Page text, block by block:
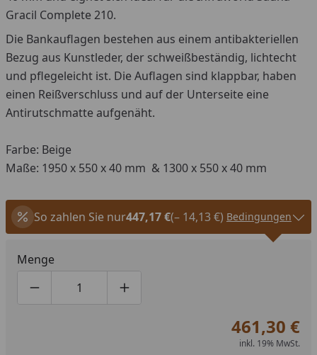
Gracil Complete 210.
Die Bankauflagen bestehen aus einem antibakteriellen
Bezug aus Kunstleder, der schweißbeständig, lichtecht
und pflegeleicht ist. Die Auflagen sind klappbar, haben
einen Reißverschluss und auf der Unterseite eine
Antirutschmatte aufgenäht.
Farbe: Beige
Maße: 1950 x 550 x 40 mm & 1300 x 550 x 40 mm
So zahlen Sie nur447,17 €(– 14,13 €) Bedingungen
Menge
Produktmenge um eins verringern
Produktmenge manuell eingeben
Produktmenge um eins erhöhen
461,30 €
inkl. 19% MwSt.